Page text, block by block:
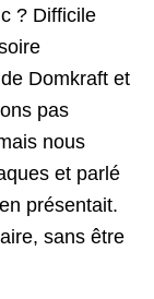
? Difficile
Domkraft et
pas
nous
et parlé
présentait.
sans être